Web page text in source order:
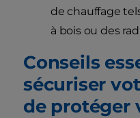
de chauffage
à bois ou des
Conseils
sécuriser
de protéger